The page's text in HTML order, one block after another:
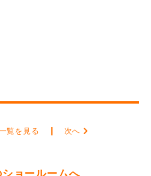
覧を見る 次へ
ショールームへ